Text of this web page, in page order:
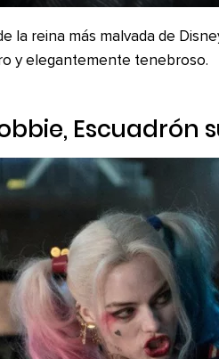
la reina más malvada de
y elegantemente tenebroso.
Escuadrón